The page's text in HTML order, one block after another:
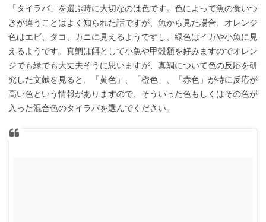
「タイラバ」を選ぶ時に大切なのは色です。色によって魚の食いつ
きが違うことはよく知られた話ですが、魚から見た場合、オレンジ
色はエビ、タコ、カニに見えるようですし、緑色はイカや小魚に見
えるようです。真鯛は餌として小魚や甲殻類を好みますのでオレン
ジでも緑でも大丈夫そうに思いますが、真鯛について色の反応を研
究した文献を見ると、「黄色」、「橙色」、「赤色」が特に反応が
高い色という情報がありますので、そういった色もしくはその色が
入った混合色のタイラバを選んでください。